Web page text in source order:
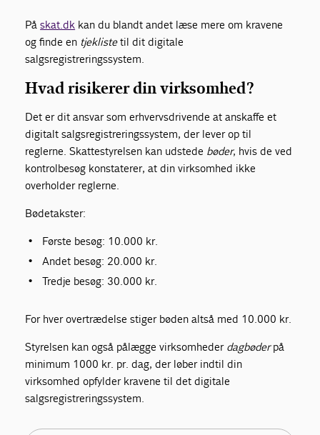
Påskat.dk kan du blandt andet læse mere om kravene
og finde en tjeklistetil dit digitale
salgsregistreringssystem.
Hvad risikerer din virksomhed?
Det er dit ansvar som erhvervsdrivende at anskaffe et
digitalt salgsregistreringssystem, der lever op til
reglerne. Skattestyrelsen kan udstede bøder, hvis de ved
kontrolbesøg konstaterer, at din virksomhed ikke
overholder reglerne.
Bødetakster:
Første besøg: 10.000 kr.
Andet besøg: 20.000 kr.
Tredje besøg: 30.000 kr.
For hver overtrædelse stiger bøden altså med 10.000 kr.
Styrelsen kan også pålægge virksomheder dagbøderpå
minimum 1000 kr. pr. dag, der løber indtil din
virksomhed opfylder kravene til det digitale
salgsregistreringssystem.